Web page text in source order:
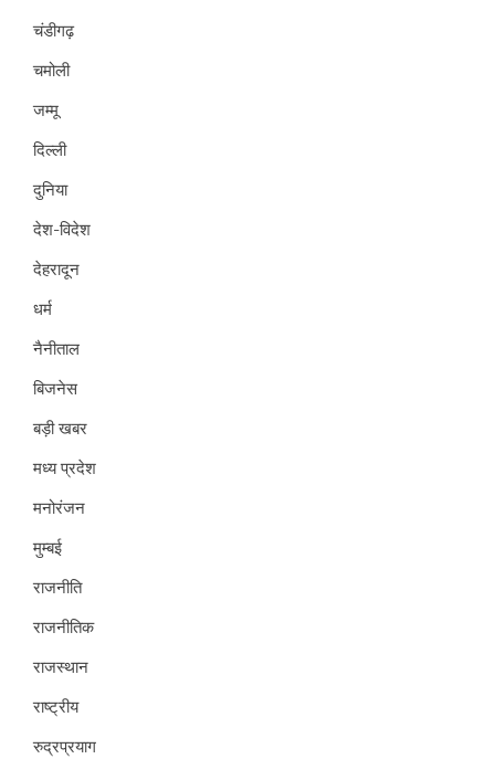
चंडीगढ़
चमोली
जम्मू
दिल्ली
दुनिया
देश-विदेश
देहरादून
धर्म
नैनीताल
बिजनेस
बड़ी खबर
मध्य प्रदेश
मनोरंजन
मुम्बई
राजनीति
राजनीतिक
राजस्थान
राष्ट्रीय
रुद्रप्रयाग